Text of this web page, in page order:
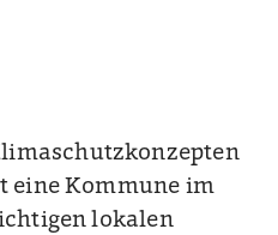
eine Kommune im
lokalen